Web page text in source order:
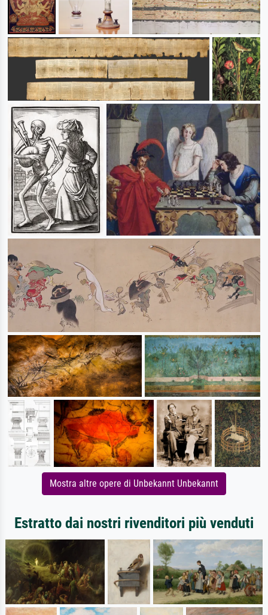
Mostra altre opere di Unbekannt Unbekannt
Estratto dai nostri rivenditori più venduti